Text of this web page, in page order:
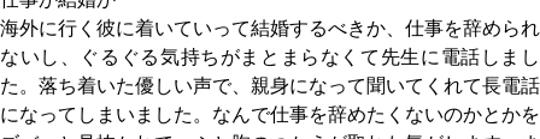
海外に行く彼に着いていって結婚するべきか、仕事を辞められ
ないし、ぐるぐる気持ちがまとまらなくて先生に電話しまし
た。落ち着いた優しい声で、親身になって聞いてくれて長電話
になってしまいました。なんで仕事を辞めたくないのかとかを